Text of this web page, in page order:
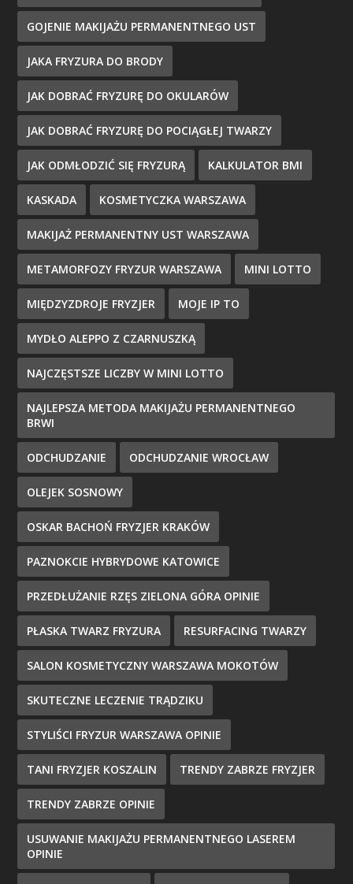
GOJENIE MAKIJAŻU PERMANENTNEGO UST
JAKA FRYZURA DO BRODY
JAK DOBRAĆ FRYZURĘ DO OKULARÓW
JAK DOBRAĆ FRYZURĘ DO POCIĄGŁEJ TWARZY
JAK ODMŁODZIĆ SIĘ FRYZURĄ KALKULATOR BMI
KASKADA KOSMETYCZKA WARSZAWA
MAKIJAŻ PERMANENTNY UST WARSZAWA
METAMORFOZY FRYZUR WARSZAWA MINI LOTTO
MIĘDZYZDROJE FRYZJER MOJE IP TO
MYDŁO ALEPPO Z CZARNUSZKĄ
NAJCZĘSTSZE LICZBY W MINI LOTTO
NAJLEPSZA METODA MAKIJAŻU PERMANENTNEGO
BRWI
ODCHUDZANIE ODCHUDZANIE WROCŁAW
OLEJEK SOSNOWY
OSKAR BACHOŃ FRYZJER KRAKÓW
PAZNOKCIE HYBRYDOWE KATOWICE
PRZEDŁUŻANIE RZĘS ZIELONA GÓRA OPINIE
PŁASKA TWARZ FRYZURA RESURFACING TWARZY
SALON KOSMETYCZNY WARSZAWA MOKOTÓW
SKUTECZNE LECZENIE TRĄDZIKU
STYLIŚCI FRYZUR WARSZAWA OPINIE
TANI FRYZJER KOSZALIN TRENDY ZABRZE FRYZJER
TRENDY ZABRZE OPINIE
USUWANIE MAKIJAŻU PERMANENTNEGO LASEREM
OPINIE